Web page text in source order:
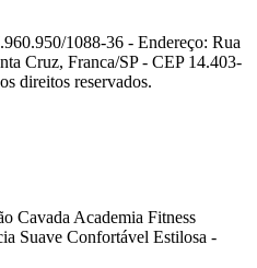
1088-36 - Endereço: Rua
Cruz, Franca/SP - CEP 14.403-
direitos reservados.
Cavada Academia Fitness
Suave Confortável Estilosa -